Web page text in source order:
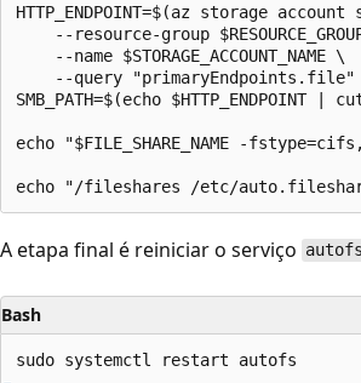
HTTP_ENDPOINT=$(az storage account
--resource-group
    --name $STORAGE_ACCOUNT_NAME \
--query
SMB_PATH=$(echo $HTTP_ENDPOINT |
echo "$FILE_SHARE_NAME -
A etapa final é reiniciar o serviço autofs
Bash